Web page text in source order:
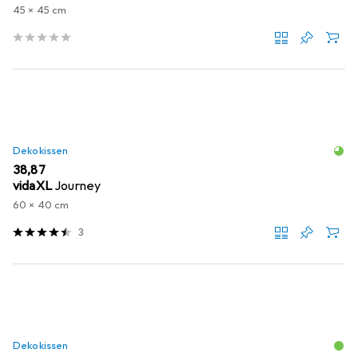
45 x 45 cm
Dekokissen
EUR
38,87
vidaXL Journey
60 x 40 cm
3
Dekokissen